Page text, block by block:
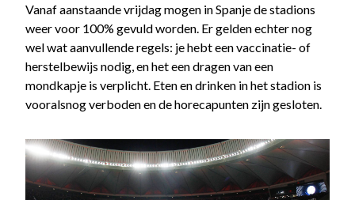
Vanaf aanstaande vrijdag mogen in Spanje de stadions
weer voor 100% gevuld worden. Er gelden echter nog
wel wat aanvullende regels: je hebt een vaccinatie- of
herstelbewijs nodig, en het een dragen van een
mondkapje is verplicht. Eten en drinken in het stadion is
vooralsnog verboden en de horecapunten zijn gesloten.